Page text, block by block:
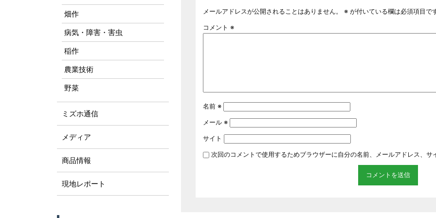
メールアドレスが公開されることはありません。 ※ が付いている欄は必須項目で
コメント ※
名前 ※
メール ※
サイト
次回のコメントで使用するためブラウザーに自分の名前、メールアドレス、サ
畑作
病気・障害・害虫
稲作
農業技術
野菜
ミズホ通信
メディア
商品情報
現地レポート